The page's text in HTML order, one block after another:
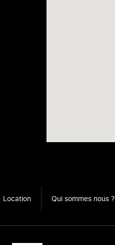
Location Qui sommes nous ?